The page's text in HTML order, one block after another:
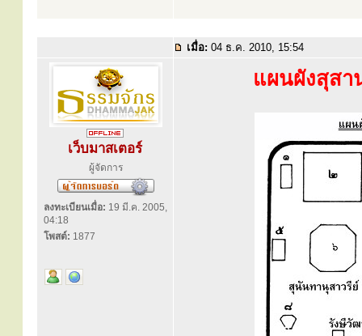
เมื่อ: 04 ธ.ค. 2010, 15:54
เว็บมาสเตอร์
ผู้จัดการ
ลงทะเบียนเมื่อ: 19 มี.ค. 2005,
04:18
โพสต์: 1877
แผนผังสุสา